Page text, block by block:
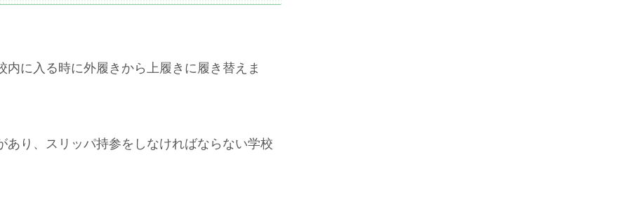
に入る時に外履きから上履きに履き替えま
り、スリッパ持参をしなければならない学校